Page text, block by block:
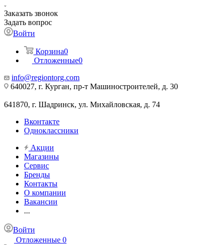
Заказать звонок
Задать вопрос
Войти
Корзина0
Отложенные0
info@regiontorg.com
640027, г. Курган, пр-т Машиностроителей, д. 30
641870, г. Шадринск, ул. Михайловская, д. 74
Вконтакте
Одноклассники
Акции
Магазины
Сервис
Бренды
Контакты
О компании
Вакансии
...
Войти
Отложенные 0